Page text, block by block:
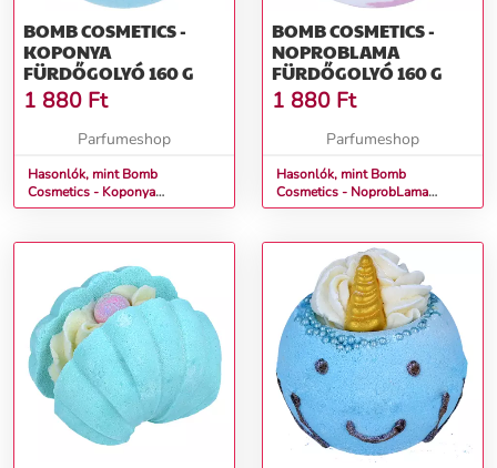
BOMB COSMETICS -
KOPONYA
FÜRDŐGOLYÓ 160 G
1 880 Ft
Parfumeshop
Hasonlók, mint Bomb
Cosmetics - Koponya
Fürdőgolyó 160 g
BOMB COSMETICS -
NOPROBLAMA
FÜRDŐGOLYÓ 160 G
1 880 Ft
Parfumeshop
Hasonlók, mint Bomb
Cosmetics - NoprobLama
Fürdőgolyó 160 g